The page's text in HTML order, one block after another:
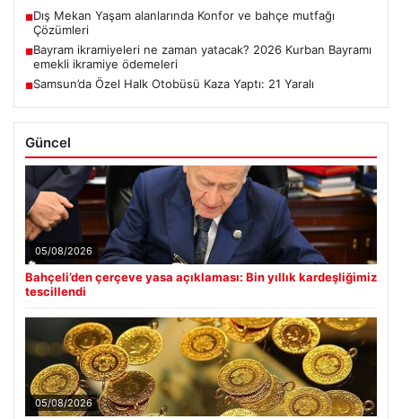
■Dış Mekan Yaşam alanlarında Konfor ve bahçe mutfağı
Çözümleri
■Bayram ikramiyeleri ne zaman yatacak? 2026 Kurban Bayramı
emekli ikramiye ödemeleri
■Samsun’da Özel Halk Otobüsü Kaza Yaptı: 21 Yaralı
Güncel
05/08/2026
Bahçeli’den çerçeve yasa açıklaması: Bin yıllık kardeşliğimiz
tescillendi
05/08/2026